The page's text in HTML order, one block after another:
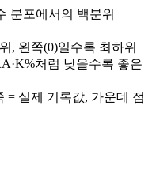
분포에서의 백분위
, 왼쪽(0)일수록 최하위
처럼 낮을수록 좋은
= 실제 기록값, 가운데 점